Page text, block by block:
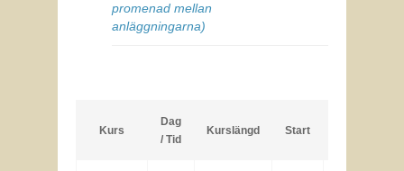
promenad mellan
anläggningarna)
Kurs
Dag
/ Tid
Kurslängd Start